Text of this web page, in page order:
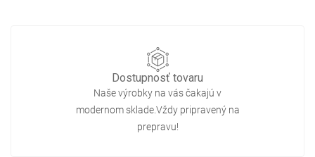
Dostupnosť tovaru
Naše výrobky na vás čakajú v
modernom sklade.Vždy pripravený na
prepravu!